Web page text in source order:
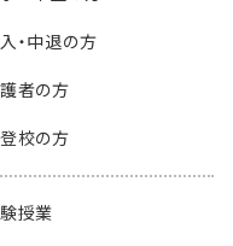
・中退の方
者の方
校の方
授業